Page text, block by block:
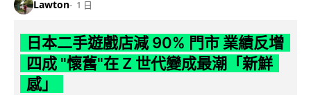
Lawton 1 日
日本二手遊戲店減 90% 門市 業績反增
四成 "懷舊"在 Z 世代變成最潮「新鮮
感」